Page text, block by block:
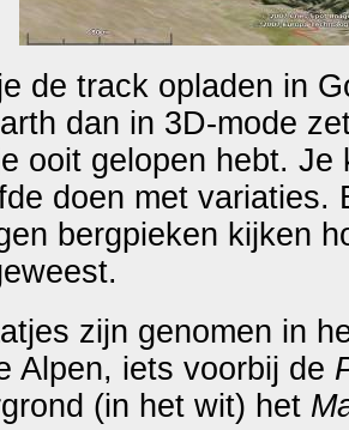
de track opladen in
dan in 3D-mode
ooit gelopen hebt.
doen met variaties.
bergpieken kijken
zijn genomen in
Alpen, iets voorbij de
(in het wit) het